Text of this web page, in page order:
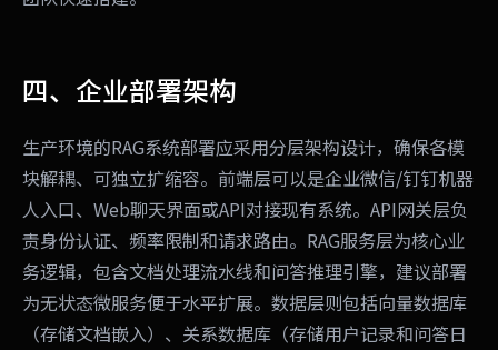
四、企业部署架构
生产环境的RAG系统部署应采用分层架构设计，确保各模
块解耦、可独立扩缩容。前端层可以是企业微信/钉钉机器
人入口、Web聊天界面或API对接现有系统。API网关层负
责身份认证、频率限制和请求路由。RAG服务层为核心业
务逻辑，包含文档处理流水线和问答推理引擎，建议部署
为无状态微服务便于水平扩展。数据层则包括向量数据库
（存储文档嵌入）、关系数据库（存储用户记录和问答日